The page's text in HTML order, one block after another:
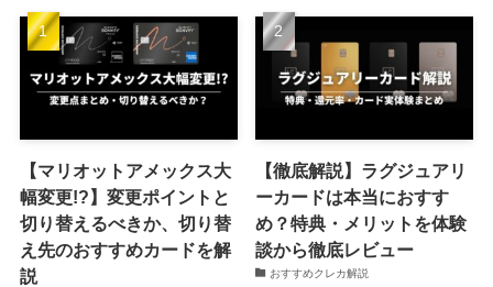
【マリオットアメックス大
幅変更!?】変更ポイントと
切り替えるべきか、切り替
え先のおすすめカードを解
説
【徹底解説】ラグジュアリ
ーカードは本当におすす
め？特典・メリットを体験
談から徹底レビュー
おすすめクレカ解説